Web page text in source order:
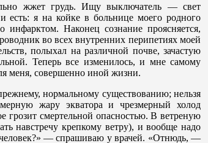
жжет грудь. Ищу выключатель — свет
есть: я на койке в больнице моего родного
инфарктом. Наконец сознание проясняется,
во всех внутренних перипетиях моей
полыхал на различной почве, зачастую
Теперь все изменилось, и мне самому
меня, совершенно иной жизни.
нормальному существованию; нельзя
жару экватора и чрезмерный холод
грозит смертельной опасностью. В ветреную
навстречу крепкому ветру), и вообще надо
— спрашиваю у врачей. «Отнюдь, —